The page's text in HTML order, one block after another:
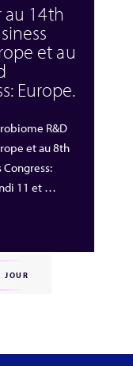
au 14th
et au
Europe.
R&D
et au 8th
11 et …
JOUR